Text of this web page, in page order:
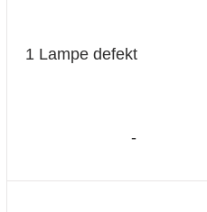
1 Lampe defekt
-